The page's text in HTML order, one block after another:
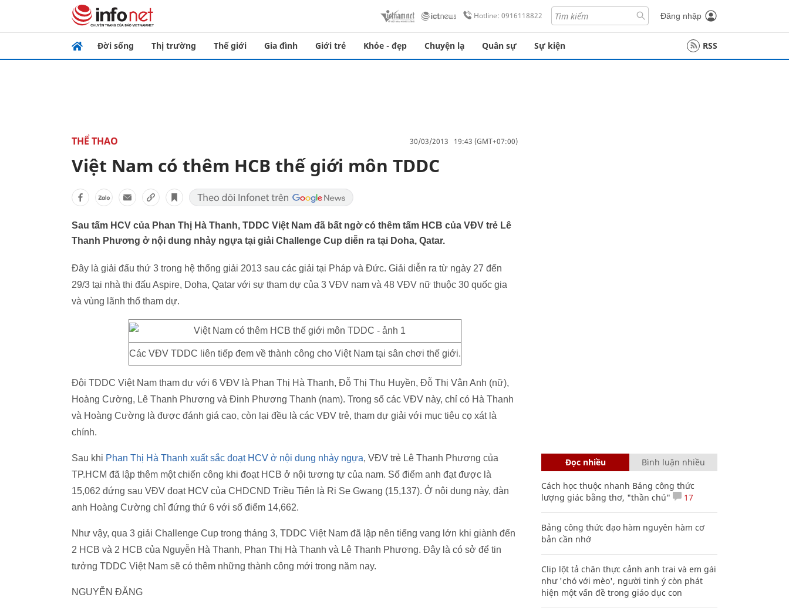
Hotline: 0916118822 Đăng nhập
Đời sống Thị trường Thế giới Gia đình Giới trẻ Khỏe - đẹp Chuyện lạ Quân sự Sự kiện RSS
THỂ THAO 30/03/2013 19:43 (GMT+07:00)
Việt Nam có thêm HCB thế giới môn TDDC
Sau tấm HCV của Phan Thị Hà Thanh, TDDC Việt Nam đã bất ngờ có thêm tấm HCB của VĐV trẻ Lê
Thanh Phương ở nội dung nhảy ngựa tại giải Challenge Cup diễn ra tại Doha, Qatar.
Đây là giải đấu thứ 3 trong hệ thống giải 2013 sau các giải tại Pháp và Đức. Giải diễn ra từ ngày 27 đến
29/3 tại nhà thi đấu Aspire, Doha, Qatar với sự tham dự của 3 VĐV nam và 48 VĐV nữ thuộc 30 quốc gia
và vùng lãnh thổ tham dự.
Các VĐV TDDC liên tiếp đem về thành công cho Việt Nam tại sân chơi thế giới.
Đội TDDC Việt Nam tham dự với 6 VĐV là Phan Thị Hà Thanh, Đỗ Thị Thu Huyền, Đỗ Thị Vân Anh (nữ),
Hoàng Cường, Lê Thanh Phương và Đinh Phương Thanh (nam). Trong số các VĐV này, chỉ có Hà Thanh
và Hoàng Cường là được đánh giá cao, còn lại đều là các VĐV trẻ, tham dự giải với mục tiêu cọ xát là
chính.
Sau khi Phan Thị Hà Thanh xuất sắc đoạt HCV ở nội dung nhảy ngựa, VĐV trẻ Lê Thanh Phương của
TP.HCM đã lập thêm một chiến công khi đoạt HCB ở nội tương tự của nam. Số điểm anh đạt được là
15,062 đứng sau VĐV đoạt HCV của CHDCND Triều Tiên là Ri Se Gwang (15,137). Ở nội dung này, đàn
anh Hoàng Cường chỉ đứng thứ 6 với số điểm 14,662.
Như vậy, qua 3 giải Challenge Cup trong tháng 3, TDDC Việt Nam đã lập nên tiếng vang lớn khi giành đến
2 HCB và 2 HCB của Nguyễn Hà Thanh, Phan Thị Hà Thanh và Lê Thanh Phương. Đây là có sở để tin
tưởng TDDC Việt Nam sẽ có thêm những thành công mới trong năm nay.
NGUYỄN ĐĂNG
Đọc nhiều Bình luận nhiều
Cách học thuộc nhanh Bảng công thức
lượng giác bằng thơ, "thần chú"
17
Bảng công thức đạo hàm nguyên hàm cơ
bản cần nhớ
Clip lột tả chân thực cảnh anh trai và em gái
như 'chó với mèo', người tinh ý còn phát
hiện một vấn đề trong giáo dục con